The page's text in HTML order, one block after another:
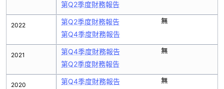
2022
2021
2020
第Q2季度財務報告
第Q2季度財務報告
第Q4季度財務報告
無
第Q4季度財務報告
第Q2季度財務報告
無
第Q4季度財務報告
無